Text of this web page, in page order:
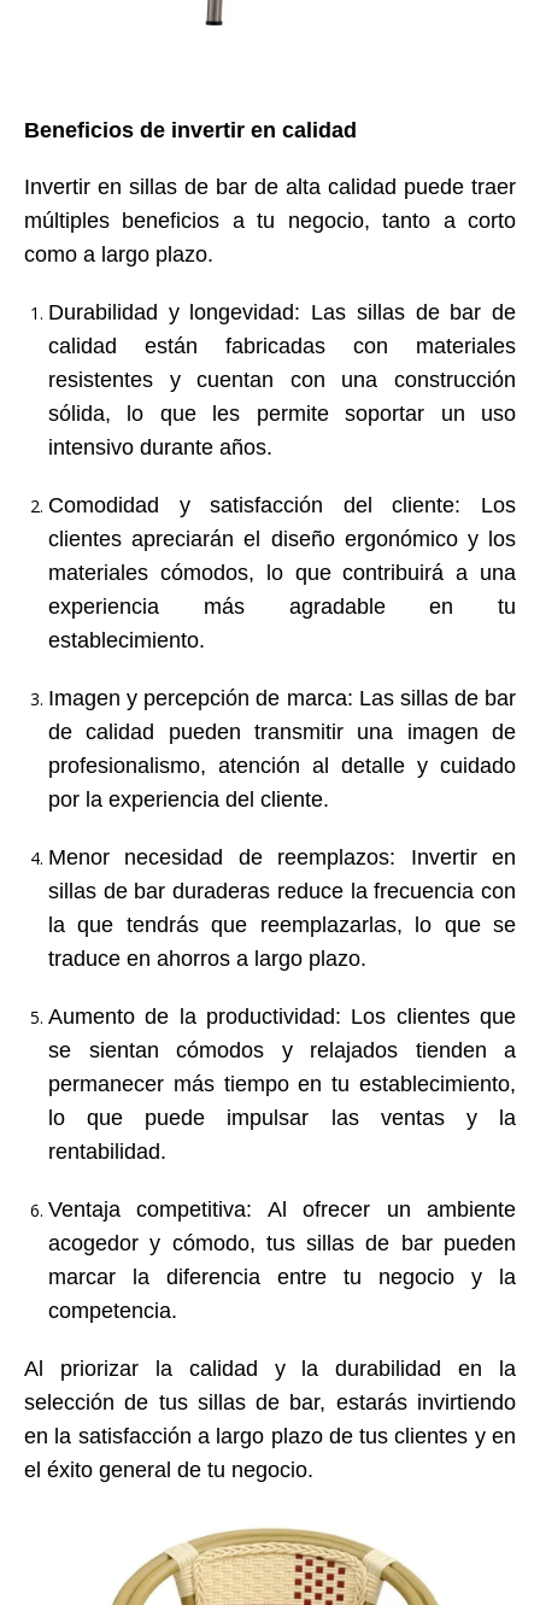
Beneficios de invertir en calidad
Invertir en sillas de bar de alta calidad puede traer
múltiples beneficios a tu negocio, tanto a corto
como a largo plazo.
Durabilidad y longevidad: Las sillas de bar de
calidad están fabricadas con materiales
resistentes y cuentan con una construcción
sólida, lo que les permite soportar un uso
intensivo durante años.
Comodidad y satisfacción del cliente: Los
clientes apreciarán el diseño ergonómico y los
materiales cómodos, lo que contribuirá a una
experiencia más agradable en tu
establecimiento.
Imagen y percepción de marca: Las sillas de bar
de calidad pueden transmitir una imagen de
profesionalismo, atención al detalle y cuidado
por la experiencia del cliente.
Menor necesidad de reemplazos: Invertir en
sillas de bar duraderas reduce la frecuencia con
la que tendrás que reemplazarlas, lo que se
traduce en ahorros a largo plazo.
Aumento de la productividad: Los clientes que
se sientan cómodos y relajados tienden a
permanecer más tiempo en tu establecimiento,
lo que puede impulsar las ventas y la
rentabilidad.
Ventaja competitiva: Al ofrecer un ambiente
acogedor y cómodo, tus sillas de bar pueden
marcar la diferencia entre tu negocio y la
competencia.
Al priorizar la calidad y la durabilidad en la
selección de tus sillas de bar, estarás invirtiendo
en la satisfacción a largo plazo de tus clientes y en
el éxito general de tu negocio.